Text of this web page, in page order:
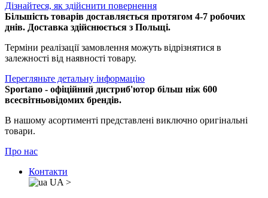
Дізнайтеся, як здійснити повернення
Більшість товарів доставляється протягом 4-7 робочих
днів. Доставка здійснюється з Польщі.
Терміни реалізації замовлення можуть відрізнятися в
залежності від наявності товару.
Перегляньте детальну інформацію
Sportano - офіційний дистриб'ютор більш ніж 600
всесвітньовідомих брендів.
В нашому асортименті представлені виключно оригінальні
товари.
Про нас
Контакти
UA >